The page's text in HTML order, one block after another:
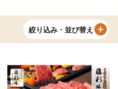
絞り込み・並び替え